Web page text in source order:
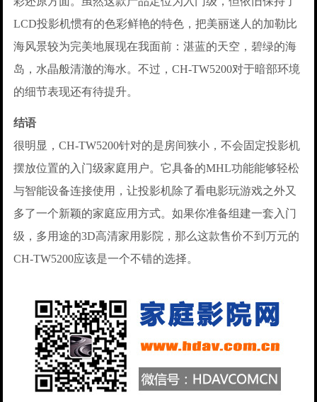
LCD投影机惯有的色彩鲜艳的特色，把美丽迷人的加勒比
海风景较为完美地展现在我面前：湛蓝的天空，碧绿的海
岛，水晶般清澈的海水。不过，CH-TW5200对于暗部环境
的细节表现还有待提升。
结语
很明显，CH-TW5200针对的是房间狭小，不会固定投影机
摆放位置的入门级家庭用户。它具备的MHL功能能够轻松
与智能设备连接使用，让投影机除了看电影玩游戏之外又
多了一个新颖的家庭应用方式。如果你准备组建一套入门
级，多用途的3D高清家用影院，那么这款售价不到万元的
CH-TW5200应该是一个不错的选择。